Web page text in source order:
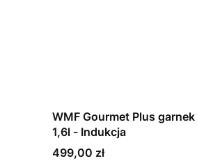
WMF Gourmet Plus garnek
1,6l - Indukcja
Cena
499,00 zł